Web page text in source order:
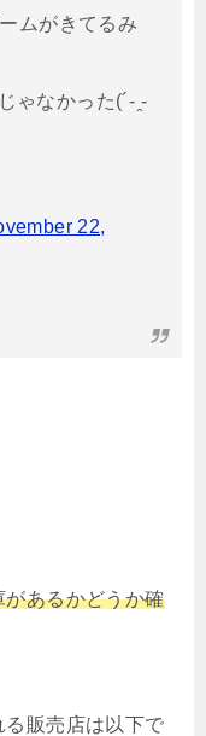
ムがきてるみ
ゃなかった(´- ̯-
22,
あるかどうか確
販売店は以下で